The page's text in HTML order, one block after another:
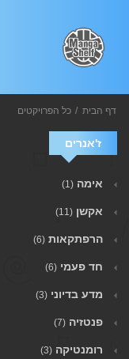
דף הבית כל הפרויקטים
ז'אנרים
אימה (1)
אקשן (11)
הרפתקאות (6)
חד פעמי (6)
מדע בדיוני (3)
פנטזיה (7)
רומנטיקה (3)